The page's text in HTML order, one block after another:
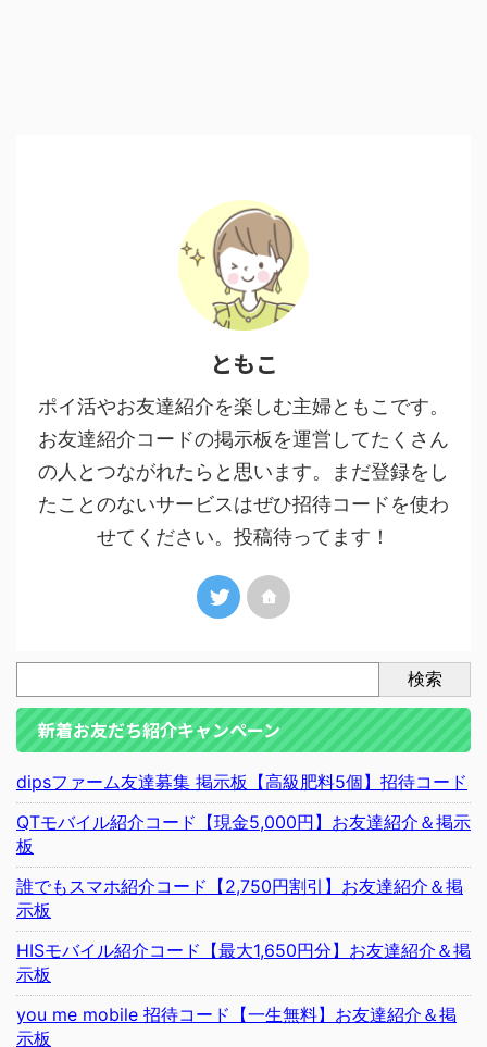
ともこ
ポイ活やお友達紹介を楽しむ主婦ともこです。
お友達紹介コードの掲示板を運営してたくさん
の人とつながれたらと思います。まだ登録をし
たことのないサービスはぜひ招待コードを使わ
せてください。投稿待ってます！
検索
新着お友だち紹介キャンペーン
dipsファーム友達募集 掲示板【高級肥料5個】招待コード
QTモバイル紹介コード【現金5,000円】お友達紹介＆掲示
板
誰でもスマホ紹介コード【2,750円割引】お友達紹介＆掲
示板
HISモバイル紹介コード【最大1,650円分】お友達紹介＆掲
示板
you me mobile 招待コード【一生無料】お友達紹介＆掲
示板